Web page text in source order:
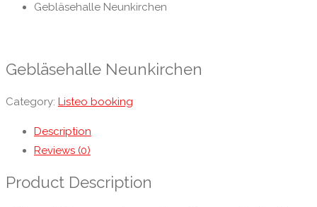
Gebläsehalle Neunkirchen
Gebläsehalle Neunkirchen
Category: Listeo booking
Description
Reviews (0)
Product Description